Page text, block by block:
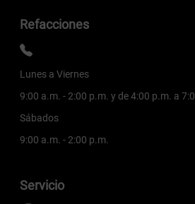
Refacciones
Lunes a Viernes
9:00 a.m. - 2:00 p.m. y de 4:00 p.m. a
Sábados
9:00 a.m. - 2:00 p.m.
Servicio